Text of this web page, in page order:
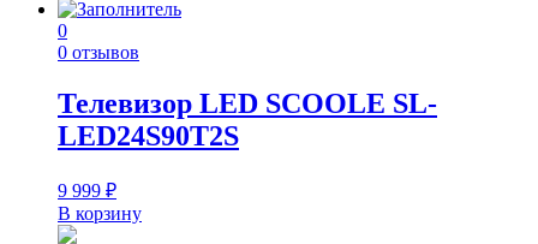
0
0 отзывов
Телевизор LED SCOOLE SL-
LED24S90T2S
9 999 ₽
В корзину